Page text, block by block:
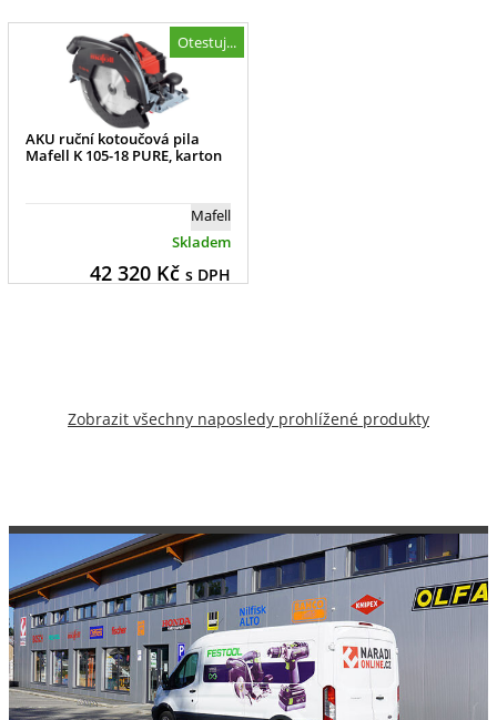
Otestuj...
AKU ruční kotoučová pila
Mafell K 105-18 PURE, karton
Mafell
Skladem
42 320Kč s DPH
Zobrazit všechny naposledy prohlížené produkty